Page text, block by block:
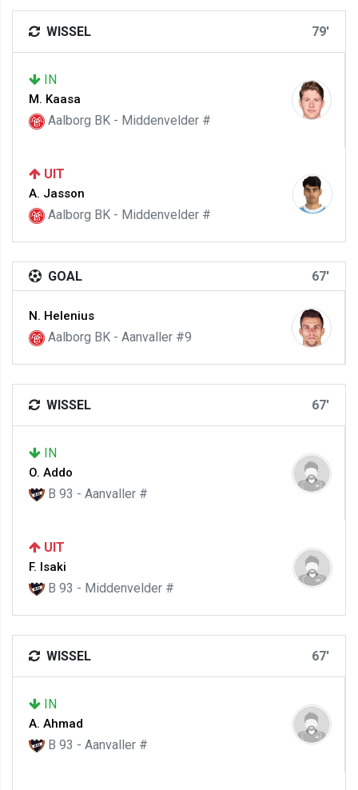
WISSEL 79'
IN
M. Kaasa
Aalborg BK - Middenvelder #
UIT
A. Jasson
Aalborg BK - Middenvelder #
GOAL 67'
N. Helenius
Aalborg BK - Aanvaller #9
WISSEL 67'
IN
O. Addo
B 93 - Aanvaller #
UIT
F. Isaki
B 93 - Middenvelder #
WISSEL 67'
IN
A. Ahmad
B 93 - Aanvaller #